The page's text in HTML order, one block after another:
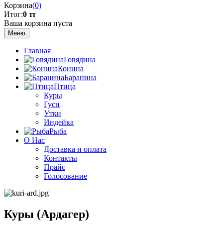
Корзина(0)
Итог:0 тг
Ваша корзина пуста
Меню
Главная
Говядина
Конина
Баранина
Птица
Куры
Гуси
Утки
Индейка
Рыба
О Нас
Доставка и оплата
Контакты
Прайс
Голосование
Куры (Ардагер)